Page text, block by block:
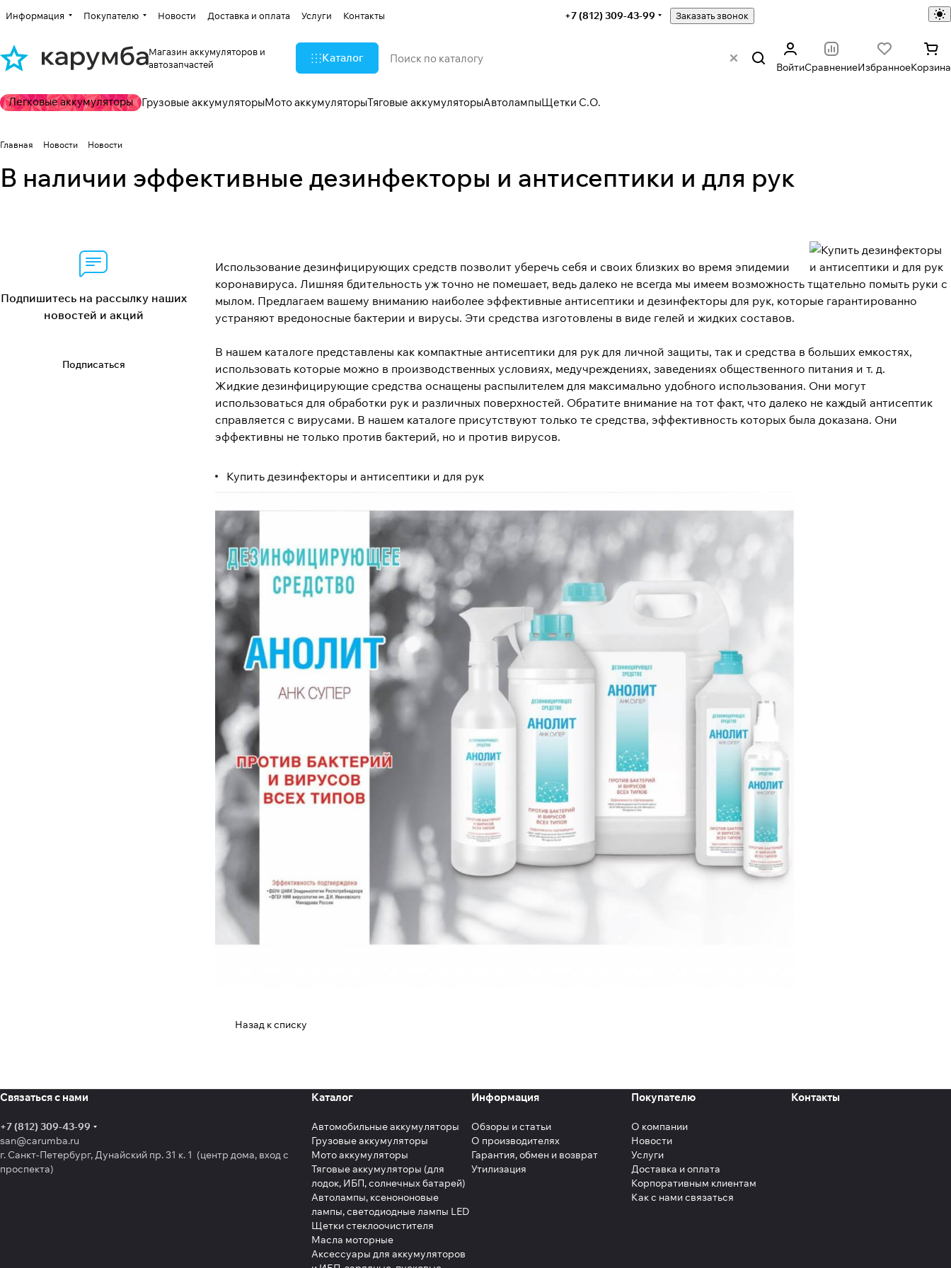
Информация Покупателю Новости Доставка и оплата Услуги Контакты +7 (812) 309-43-99 Заказать звонок
Магазин аккумуляторов и
автозапчастей
Каталог
ВойтиСравнениеИзбранноеКорзина
Легковые аккумуляторы Грузовые аккумуляторыМото аккумуляторыТяговые аккумуляторыАвтолампыЩетки С.О.
Главная Новости Новости
В наличии эффективные дезинфекторы и антисептики и для рук
Использование дезинфицирующих средств позволит уберечь себя и своих близких во время эпидемии
коронавируса. Лишняя бдительность уж точно не помешает, ведь далеко не всегда мы имеем возможность тщательно помыть руки с
мылом. Предлагаем вашему вниманию наиболее эффективные антисептики и дезинфекторы для рук, которые гарантированно
устраняют вредоносные бактерии и вирусы. Эти средства изготовлены в виде гелей и жидких составов.
В нашем каталоге представлены как компактные антисептики для рук для личной защиты, так и средства в больших емкостях,
использовать которые можно в производственных условиях, медучреждениях, заведениях общественного питания и т. д.
Жидкие дезинфицирующие средства оснащены распылителем для максимально удобного использования. Они могут
использоваться для обработки рук и различных поверхностей. Обратите внимание на тот факт, что далеко не каждый антисептик
справляется с вирусами. В нашем каталоге присутствуют только те средства, эффективность которых была доказана. Они
эффективны не только против бактерий, но и против вирусов.
Купить дезинфекторы и антисептики и для рук
Назад к списку
Подпишитесь на рассылку наших
новостей и акций
Подписаться
Связаться с нами
+7 (812) 309-43-99
san@carumba.ru
г. Санкт-Петербург, Дунайский пр. 31 к. 1 (центр дома, вход с
проспекта)
Каталог
Автомобильные аккумуляторы
Грузовые аккумуляторы
Мото аккумуляторы
Тяговые аккумуляторы (для
лодок, ИБП, солнечных батарей)
Автолампы, ксенононовые
лампы, светодиодные лампы LED
Щетки стеклоочистителя
Масла моторные
Аксессуары для аккумуляторов
Информация
Обзоры и статьи
О производителях
Гарантия, обмен и возврат
Утилизация
Покупателю
О компании
Новости
Услуги
Доставка и оплата
Корпоративным клиентам
Как с нами связаться
Контакты